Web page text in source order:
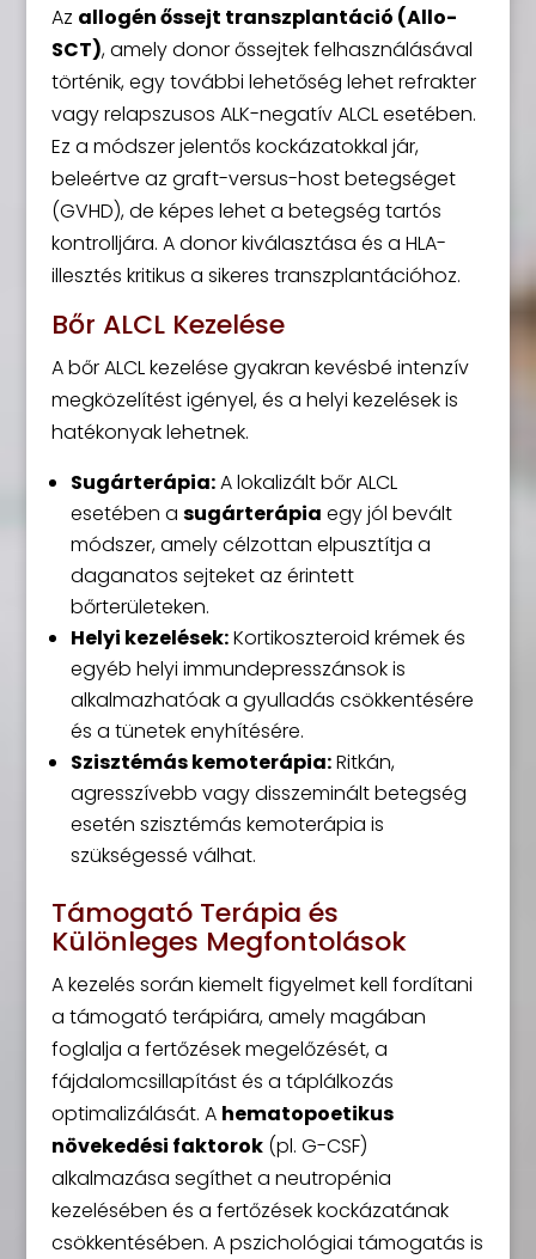
Az allogén őssejt transzplantáció (Allo-
SCT), amely donor őssejtek felhasználásával
történik, egy további lehetőség lehet refrakter
vagy relapszusos ALK-negatív ALCL esetében.
Ez a módszer jelentős kockázatokkal jár,
beleértve az graft-versus-host betegséget
(GVHD), de képes lehet a betegség tartós
kontrolljára. A donor kiválasztása és a HLA-
illesztés kritikus a sikeres transzplantációhoz.
Bőr ALCL Kezelése
A bőr ALCL kezelése gyakran kevésbé intenzív
megközelítést igényel, és a helyi kezelések is
hatékonyak lehetnek.
Sugárterápia:A lokalizált bőr ALCL
esetében a sugárterápia egy jól bevált
módszer, amely célzottan elpusztítja a
daganatos sejteket az érintett
bőrterületeken.
Helyi kezelések:Kortikoszteroid krémek és
egyéb helyi immundepresszánsok is
alkalmazhatóak a gyulladás csökkentésére
és a tünetek enyhítésére.
Szisztémás kemoterápia:Ritkán,
agresszívebb vagy disszeminált betegség
esetén szisztémás kemoterápia is
szükségessé válhat.
Támogató Terápia és
Különleges Megfontolások
A kezelés során kiemelt figyelmet kell fordítani
a támogató terápiára, amely magában
foglalja a fertőzések megelőzését, a
fájdalomcsillapítást és a táplálkozás
optimalizálását. A hematopoetikus
növekedési faktorok(pl. G-CSF)
alkalmazása segíthet a neutropénia
kezelésében és a fertőzések kockázatának
csökkentésében. A pszichológiai támogatás is